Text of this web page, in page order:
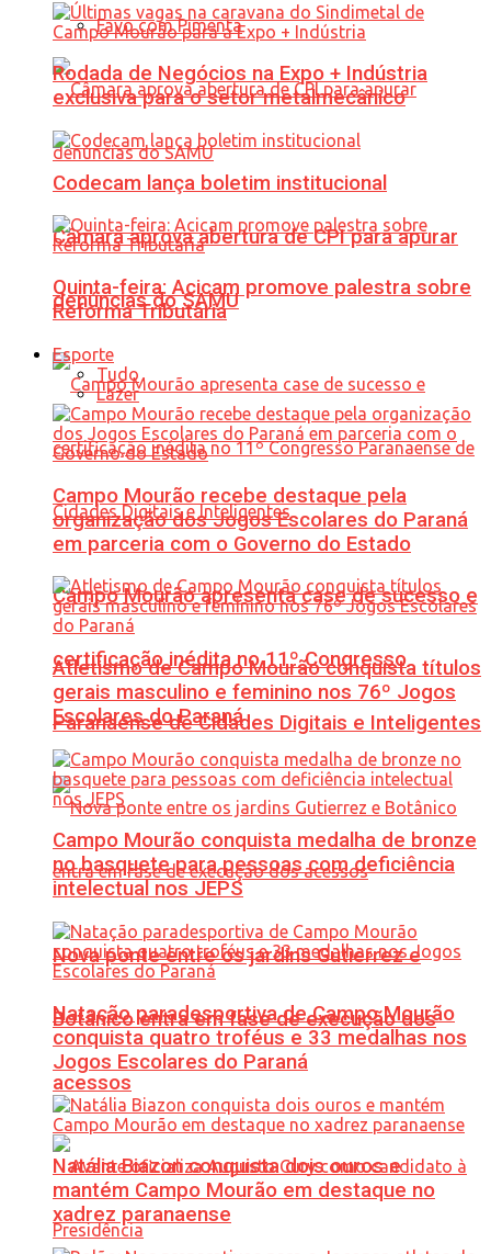
Favo com Pimenta
Câmara aprova abertura de CPI para apurar
denúncias do SAMU
Campo Mourão apresenta case de sucesso e
certificação inédita no 11º Congresso
Paranaense de Cidades Digitais e Inteligentes
Nova ponte entre os jardins Gutierrez e
Botânico entra em fase de execução dos
acessos
Rodada de Negócios na Expo + Indústria
exclusiva para o setor metalmecânico
Codecam lança boletim institucional
Quinta-feira: Acicam promove palestra sobre
Reforma Tributária
Esporte
Tudo
Lazer
Campo Mourão recebe destaque pela
organização dos Jogos Escolares do Paraná
em parceria com o Governo do Estado
Atletismo de Campo Mourão conquista títulos
gerais masculino e feminino nos 76º Jogos
Escolares do Paraná
Campo Mourão conquista medalha de bronze
no basquete para pessoas com deficiência
intelectual nos JEPS
Natação paradesportiva de Campo Mourão
conquista quatro troféus e 33 medalhas nos
Jogos Escolares do Paraná
Natália Biazon conquista dois ouros e
mantém Campo Mourão em destaque no
xadrez paranaense